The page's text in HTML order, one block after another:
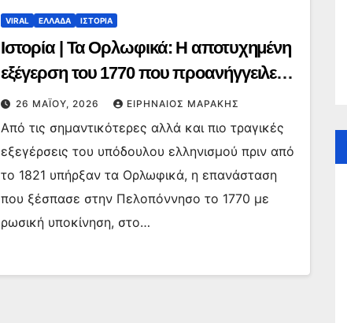
VIRAL ΕΛΛΑΔΑ ΙΣΤΟΡΙΑ
Ιστορία | Τα Ορλωφικά: Η αποτυχημένη
εξέγερση του 1770 που προανήγγειλε
την Ελληνική Επανάσταση
26 ΜΑΪ́ΟΥ, 2026 ΕΙΡΗΝΑΊΟΣ ΜΑΡΆΚΗΣ
Από τις σημαντικότερες αλλά και πιο τραγικές
εξεγέρσεις του υπόδουλου ελληνισμού πριν από
το 1821 υπήρξαν τα Ορλωφικά, η επανάσταση
που ξέσπασε στην Πελοπόννησο το 1770 με
ρωσική υποκίνηση, στο…